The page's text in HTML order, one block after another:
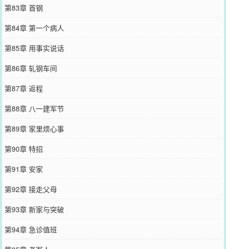
第83章 首钢
第84章 第一个病人
第85章 用事实说话
第86章 轧钢车间
第87章 返程
第88章 八一建军节
第89章 家里烦心事
第90章 特招
第91章 安家
第92章 接走父母
第93章 新家与突破
第94章 急诊值班